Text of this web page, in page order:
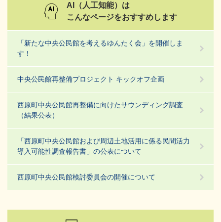
AI（人工知能）は
こんなページをおすすめします
「新たな中央公民館を考えるゆんたく会」を開催しま
す！
中央公民館再整備プロジェクト キックオフ企画
西原町中央公民館再整備に向けたサウンディング調査
（結果公表）
「西原町中央公民館および周辺土地活用に係る民間活力
導入可能性調査報告書」の公表について
西原町中央公民館検討委員会の開催について